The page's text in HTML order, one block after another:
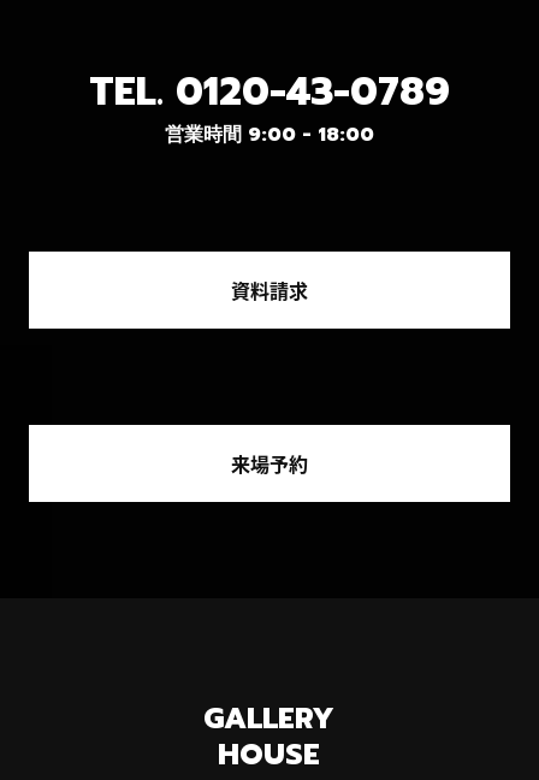
に進呈させていただきます）。
⑩全額自己資金での建築をご予定の場合、自己資
金が証明できる書類をご提示いただける方
トは1回限り（事前予約の場合は予約登録された
ご本人様へ）の進呈とさせていただきます。 ●他
お届けできない場合があります。 ●諸事情により
プレゼント内容および開催期間等が変更となる場
る場合、またはご登録情報等に事実と異なる内容
が含まれる場合は、特典の進呈をいたしかねま
す。予めご了承ください。 ●審査お申し込み必要
TEL. 0120-43-0789
営業時間 9:00 - 18:00
資料請求
来場予約
GALLERY
HOUSE